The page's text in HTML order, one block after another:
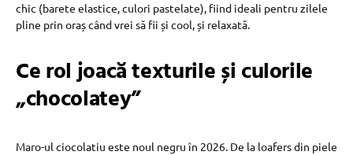
chic (barete elastice, culori pastelate), fiind ideali pentru zilele
pline prin oraș când vrei să fii și cool, și relaxată.
Ce rol joacă texturile și culorile
„chocolatey”
Maro-ul ciocolatiu este noul negru în 2026. De la loafers din piele